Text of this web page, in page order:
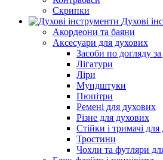
Скрипки
Духові
Акордеони та баяни
Аксесуари для духових
Засоби по догляду
Лігатури
Ліри
Мундштуки
Пюпітри
Ремені для духових
Різне для духових
Стійки і тримачі
Тростини
Чохли та футляри